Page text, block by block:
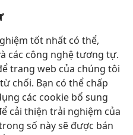
tốt nhất có thể,
các công nghệ tương tự.
trang web của chúng tôi
chối. Bạn có thể chấp
các cookie bổ sung
cải thiện trải nghiệm của
số này sẽ được bán